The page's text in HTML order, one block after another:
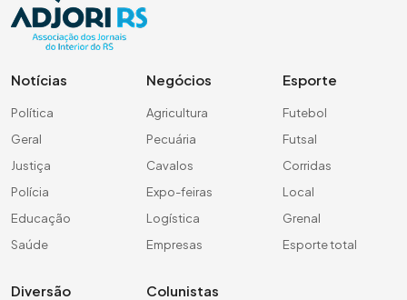
Notícias
Política
Geral
Justiça
Polícia
Educação
Saúde
Negócios
Agricultura
Pecuária
Cavalos
Expo-feiras
Logística
Empresas
Esporte
Futebol
Futsal
Corridas
Local
Grenal
Esporte total
Diversão Colunistas